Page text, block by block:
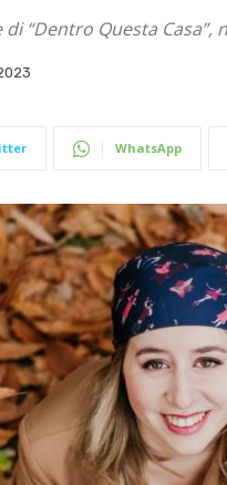
“Dentro Questa Casa”,
WhatsApp